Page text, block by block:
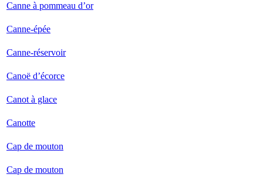
Canne à pommeau d’or
Canne-épée
Canne-réservoir
Canoë d’écorce
Canot à glace
Canotte
Cap de mouton
Cap de mouton